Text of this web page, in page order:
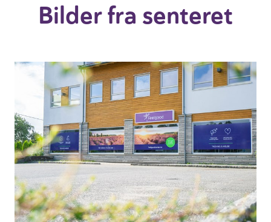
Bilder fra senteret